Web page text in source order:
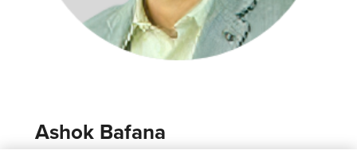
Ashok Bafana